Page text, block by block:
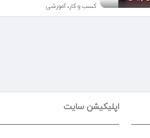
کسب و کار، آموزشی
اپلیکیشن سایت